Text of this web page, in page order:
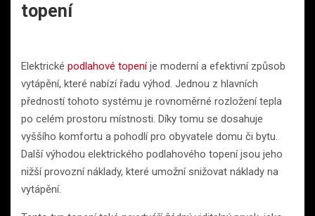
topení
Elektrické podlahové topeníje moderní a efektivní způsob
vytápění, které nabízí řadu výhod. Jednou z hlavních
předností tohoto systému je rovnoměrné rozložení tepla
po celém prostoru místnosti. Díky tomu se dosahuje
vyššího komfortu a pohodlí pro obyvatele domu či bytu.
Další výhodou elektrického podlahového topení jsou jeho
nižší provozní náklady, které umožní snižovat náklady na
vytápění.